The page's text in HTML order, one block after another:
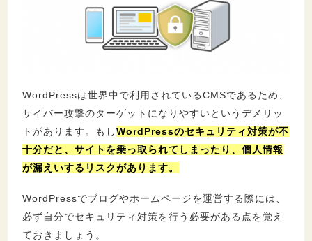
WordPressは世界中で利用されているCMSであるため、
サイバー攻撃のターゲットになりやすいというデメリッ
トがあります。もしWordPressのセキュリティ対策が不
十分だと、サイトを乗っ取られてしまったり、個人情報
が漏えいするリスクがあります。
WordPressでブログやホームページを運営する際には、
必ず自分でセキュリティ対策を行う必要がある点を覚え
ておきましょう。